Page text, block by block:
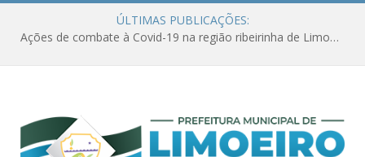
ÚLTIMAS PUBLICAÇÕES:
Ações de combate à Covid-19 na região ribeirinha de Limoeiro do Ajuru continuam